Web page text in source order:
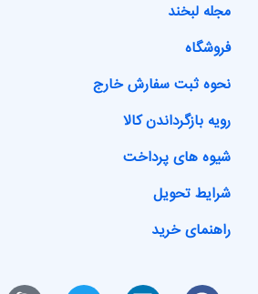
مجله لبخند
فروشگاه
نحوه ثبت سفارش خارج
رویه بازگرداندن کالا
شیوه های پرداخت
شرایط تحویل
راهنمای خرید